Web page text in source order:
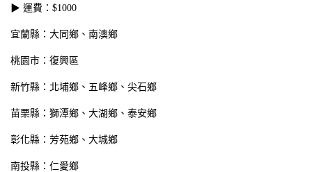
▶ 運費：$1000
宜蘭縣：大同鄉、南澳鄉
桃園市：復興區
新竹縣：北埔鄉、五峰鄉、尖石鄉
苗栗縣：獅潭鄉、大湖鄉、泰安鄉
彰化縣：芳苑鄉、大城鄉
南投縣：仁愛鄉